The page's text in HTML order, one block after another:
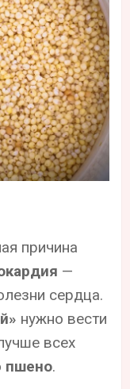
причина
—
сердца.
нужно вести
всех
пшено.